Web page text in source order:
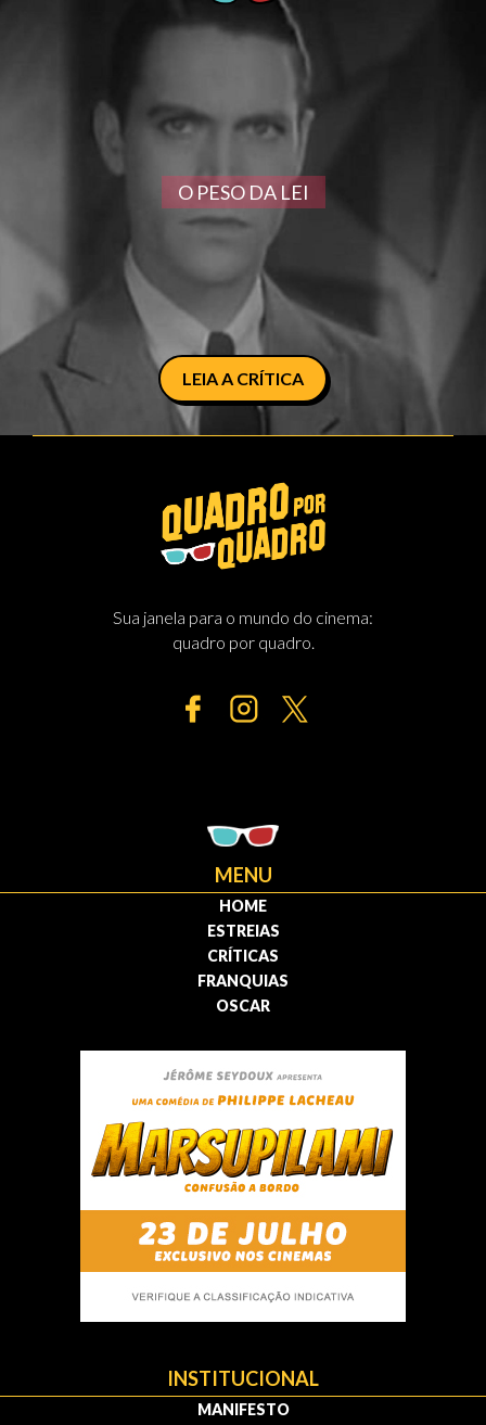
O PESO DA LEI
LEIA A CRÍTICA
Sua janela para o mundo do cinema:
quadro por quadro.
MENU
HOME
ESTREIAS
CRÍTICAS
FRANQUIAS
OSCAR
INSTITUCIONAL
MANIFESTO